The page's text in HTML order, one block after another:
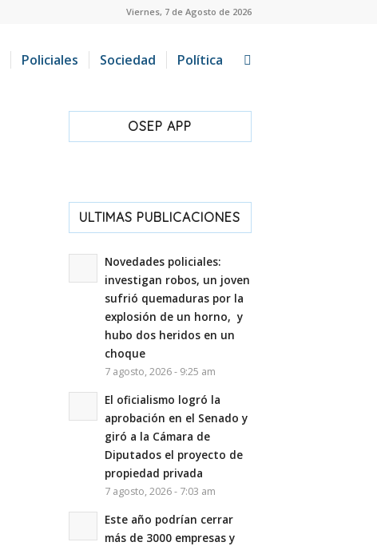
Viernes, 7 de Agosto de 2026
Policiales Sociedad Política
OSEP APP
ULTIMAS PUBLICACIONES
Novedades policiales:
investigan robos, un joven
sufrió quemaduras por la
explosión de un horno, y
hubo dos heridos en un
choque
7 agosto, 2026 - 9:25 am
El oficialismo logró la
aprobación en el Senado y
giró a la Cámara de
Diputados el proyecto de
propiedad privada
7 agosto, 2026 - 7:03 am
Este año podrían cerrar
más de 3000 empresas y